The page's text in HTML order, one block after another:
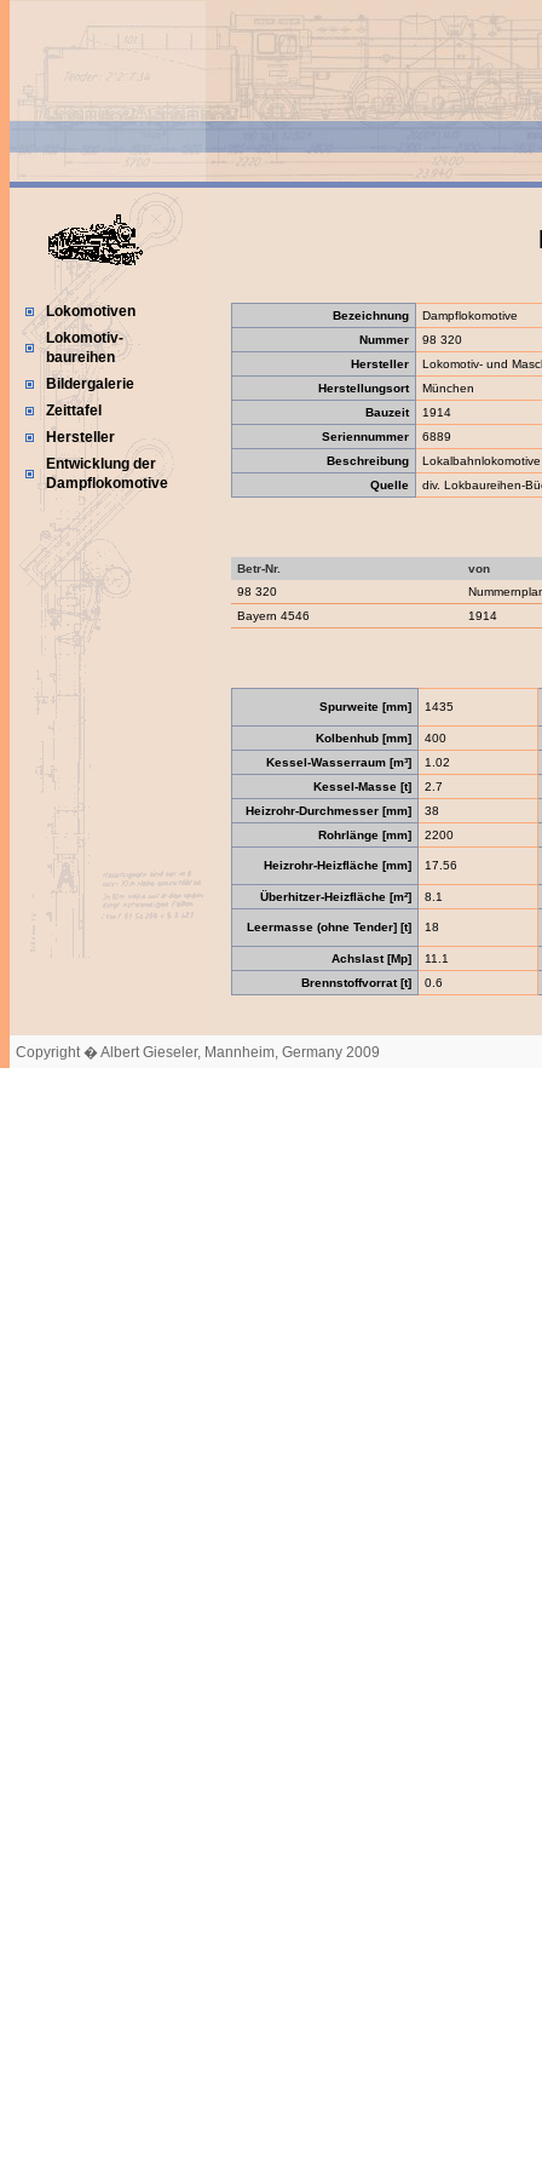
Lokomotiven
Lokomotiv-
baureihen
Bildergalerie
Zeittafel
Hersteller
Entwicklung der
Dampflokomotive
Bezeichnung
Dampflokomotive
Nummer
98 320
Hersteller
Lokomotiv- und
Herstellungsort
München
Bauzeit
1914
Seriennummer
6889
Beschreibung
Lokalbahnlokomotive
Quelle
div. Lokbaureihen-
Betr-Nr.
von
98 320
Bayern 4546
1914
Spurweite [mm] 1435
Kolbenhub [mm]
400
Kessel-Wasserraum [m³]
1.02
Kessel-Masse [t]
2.7
Heizrohr-Durchmesser [mm]
38
Rohrlänge [mm]
2200
Heizrohr-Heizfläche [mm] 17.56
Überhitzer-Heizfläche [m²] 8.1
Leermasse (ohne Tender] [t] 18
Achslast [Mp]
11.1
Brennstoffvorrat [t]
0.6
Copyright � Albert Gieseler, Mannheim, Germany 2009